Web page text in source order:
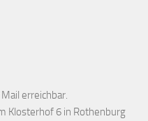
erreichbar.
Klosterhof 6 in Rothenburg